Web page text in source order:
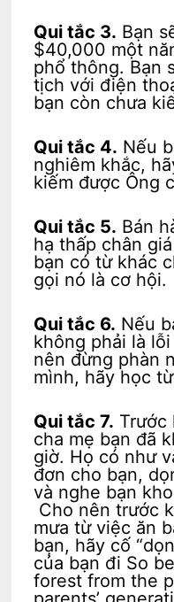
Qui tắc 3. Bạn
$40,000 một
phổ thông. Bạn
tịch với điện
bạn còn chưa
Qui tắc 4. Nếu
nghiêm khắc,
kiếm được Ông
Qui tắc 5. Bán
hạ thấp chân
bạn có từ khác
gọi nó là cơ hội.
Qui tắc 6. Nếu
không phải là
nên đừng phàn
mình, hãy học
Qui tắc 7. Trước
cha mẹ bạn đã
giờ. Họ có như
đơn cho bạn,
và nghe bạn
Cho nên trước
mưa từ việc ăn
bạn, hãy cố
của bạn đi So
forest from the